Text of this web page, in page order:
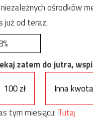
ośrodków
już od teraz.
zatem do jutra,
100 zł
Inna kwota
tym miesiącu: Tutaj